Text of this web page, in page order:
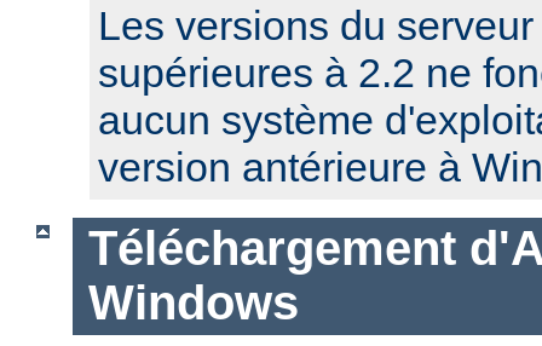
Les versions du
supérieures à 2.2 ne
aucun système
version antérieure à
Téléchargement
Windows